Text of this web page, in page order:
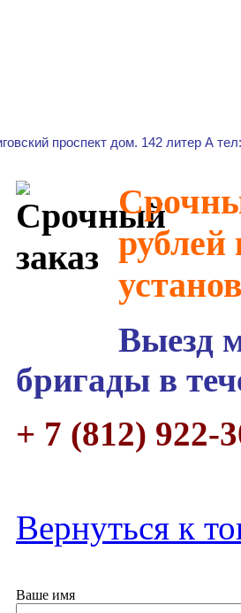
проспект дом. 142 литер А
рублей
Выезд
бригады в
+ 7 (812) 922-
Вернуться к
Ваше имя